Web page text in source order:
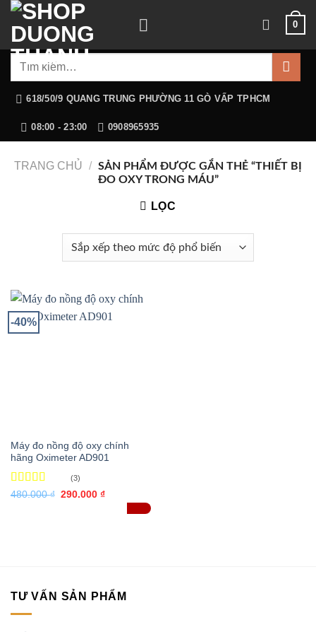
Chuyển
đến
nội
dung
0
Tìm
618/50/9 QUANG TRUNG PHƯỜNG 11 GÒ VẤP TPHCM
08:00 - 23:00 0908965935
TRANG CHỦ / SẢN PHẨM ĐƯỢC GẮN THẺ “THIẾT BỊ
ĐO OXY TRONG MÁU”
LỌC
-40%
Máy đo nồng độ oxy chính
hãng Oximeter AD901
Được xếp
(3)
480.000₫ Giá
290.000 ₫Giá
TƯ VẤN SẢN PHẨM